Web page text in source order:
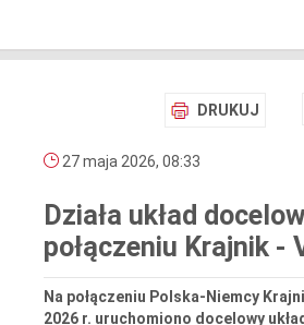
DRUKUJ
27 maja 2026, 08:33
Działa układ
połączeniu Krajnik -
Na połączeniu Polska-Niemcy
2026 r. uruchomiono docelowy